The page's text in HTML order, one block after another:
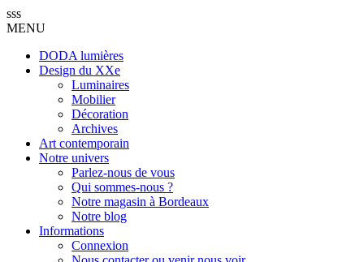
sss
MENU
DODA lumières
Design du XXe
Luminaires
Mobilier
Décoration
Archives
Art contemporain
Notre univers
Parlez-nous de vous
Qui sommes-nous ?
Notre magasin à Bordeaux
Notre blog
Informations
Connexion